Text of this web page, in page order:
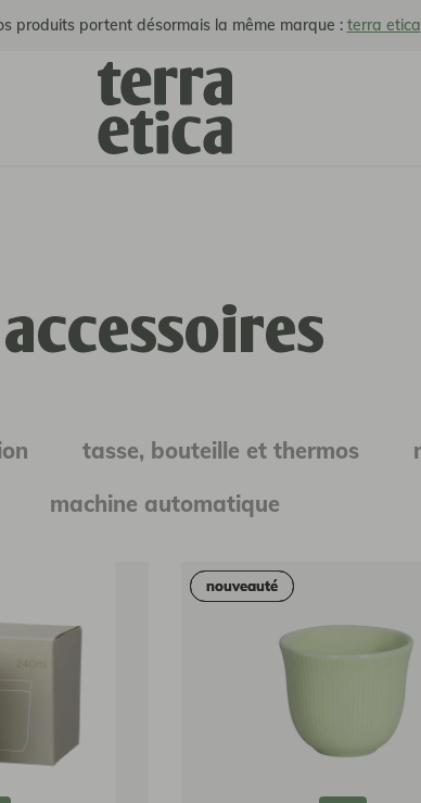
produits portent désormais la même marque : terra etica
accessoires
tasse, bouteille et thermos
machine automatique
nouveauté
nouveauté